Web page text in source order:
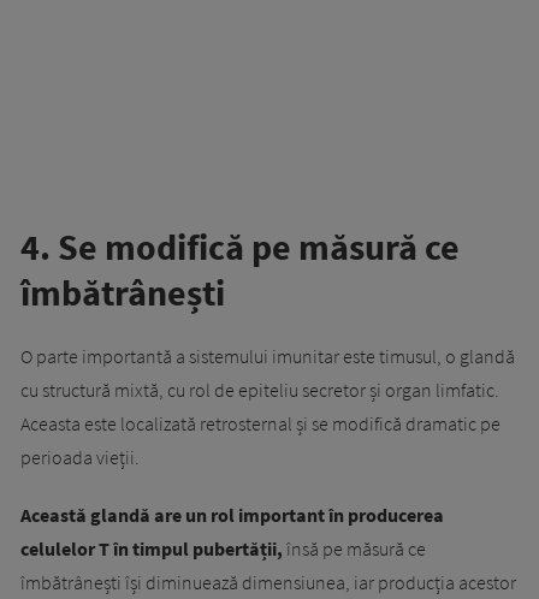
4. Se modifică pe măsură ce
îmbătrânești
O parte importantă a sistemului imunitar este timusul, o glandă
cu structură mixtă, cu rol de epiteliu secretor și organ limfatic.
Aceasta este localizată retrosternal și se modifică dramatic pe
perioada vieții.
Această glandă are un rol important în producerea
celulelor T în timpul pubertății, însă pe măsură ce
îmbătrânești își diminuează dimensiunea, iar producția acestor